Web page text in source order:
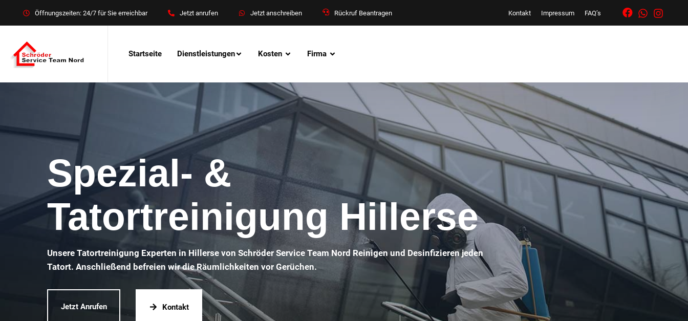
Öffnungszeiten: 24/7 für Sie erreichbar Jetzt anrufen Jetzt anschreiben Rückruf Beantragen Kontakt Impressum FAQ’s
Startseite Dienstleistungen Kosten Firma
Spezial- &
Tatortreinigung Hillerse
Unsere Tatortreinigung Experten in Hillerse von Schröder Service Team Nord Reinigen und Desinfizieren jeden
Tatort. Anschließend befreien wir die Räumlichkeiten vor Gerüchen.
Jetzt Anrufen Kontakt